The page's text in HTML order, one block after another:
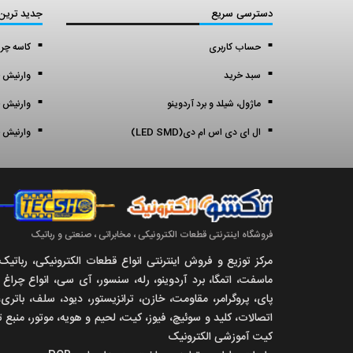
دسترسی سریع
حساب کاربری
سبد خرید
ماژول، شیلد و برد آردوینو
ال ای دی اس ام دی(LED SMD)
جدید
کاسه
وارنیش
وارنیش
وارنیش
فروشگاه اینترنتی قطعات الکترونیکی ، مخابراتی ، صنعتی و رباتیک
مرکز توزیع و فروش اینترنتی انواع قطعات الکترونیکی،
ماسفت، اتمگا، برد آردوینو، رله، سنسور، آی سی، انواع
پای، پروگرامر، مقاومت، خازن، ترانزیستور، دیود، سلف،
اتصالات، کلید و سوئیچ، فیوز، کیت، لحیم و هویه، موتور،
کیت آموزشی الکترونیک